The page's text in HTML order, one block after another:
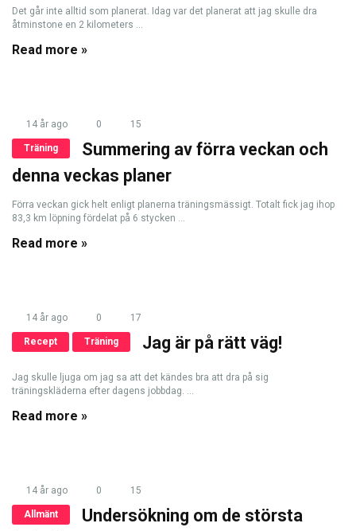
Det går inte alltid som planerat. Idag var det planerat att jag skulle dra
åtminstone en 2 kilometers ...
Read more »
14 år ago 0 15
Träning
Summering av förra veckan och
denna veckas planer
Förra veckan gick helt enligt planerna träningsmässigt. Totalt fick jag ihop
83,3 km löpning fördelat på 6 stycken ...
Read more »
14 år ago 0 17
Recept Träning Jag är på rätt väg!
Jag skulle ljuga om jag sa att det kändes bra att dra på sig
träningskläderna efter dagens jobbdag. ...
Read more »
14 år ago 0 15
Allmänt
Undersökning om de största